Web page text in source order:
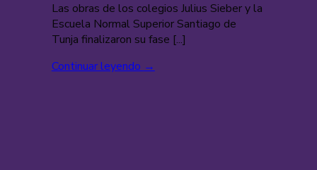
Las obras de los colegios Julius Sieber y la
Escuela Normal Superior Santiago de
Tunja finalizaron su fase [...]
Continuar leyendo→